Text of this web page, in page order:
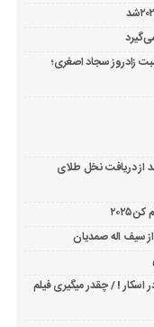
زادروز سجاد اصغری؛
از دریافت نخل طلای
۲۰۲۵
سیف اله صمدیان
اسکار ! / چقدر میگیری فیلم